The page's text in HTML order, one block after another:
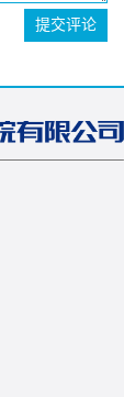
提交评论